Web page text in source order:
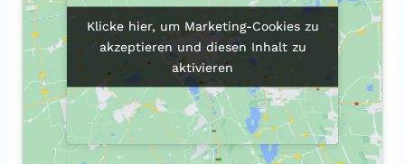
Klicke hier, um Marketing-Cookies zu
akzeptieren und diesen Inhalt zu
aktivieren
Klicke hier, um Marketing-Cookies zu
akzeptieren und diesen Inhalt zu
aktivieren